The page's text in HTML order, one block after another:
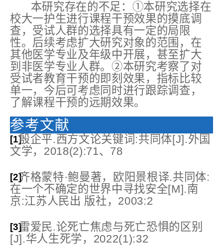
本研究存在的不足：①本研究选择在
校大一护生进行课程干预效果的摸底调
查，受试人群的选择具有一定的局限
性。后续考虑扩大研究对象的范围，在
其他医学专业及年级中开展，甚至扩大
到非医学专业人群。②本研究考察了对
受试者教育干预的即刻效果，指标比较
单一，今后可考虑同时进行跟踪调查，
了解课程干预的远期效果。
参考文献
[1]殷企平.西方文论关键词:共同体[J].外国
文学，2018(2):71、78
[2]齐格蒙特·鲍曼著，欧阳景根译.共同体:
在一个不确定的世界中寻找安全[M].南
京:江苏人民出 版社，2003:2
[3]雷爱民.论死亡焦虑与死亡恐惧的区别
[J].华人生死学，2022(1):32